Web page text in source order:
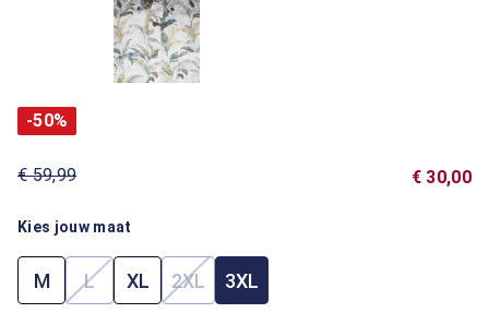
-50%
€ 59,99 € 30,00
Kies jouw maat
M L(Deze optie is momenteel niet beschikbaar.)
XL 2XL(Deze optie is momenteel niet
3XL